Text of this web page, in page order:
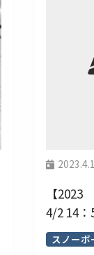
2023.4.1
【
4/2 14：
スノーボ